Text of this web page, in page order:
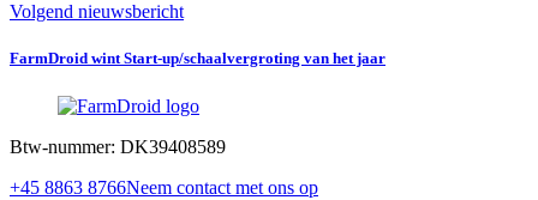
Volgend nieuwsbericht
FarmDroid wint Start-up/schaalvergroting van het jaar
Btw-nummer: DK39408589
+45 8863 8766Neem contact met ons op